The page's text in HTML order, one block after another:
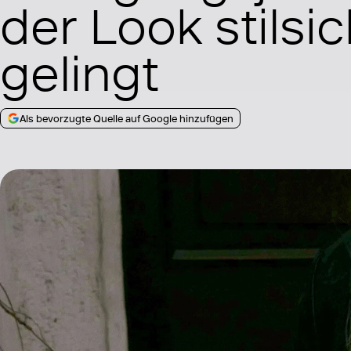
der Look
gelingt
Als bevorzugte Quelle auf Google hinzufügen